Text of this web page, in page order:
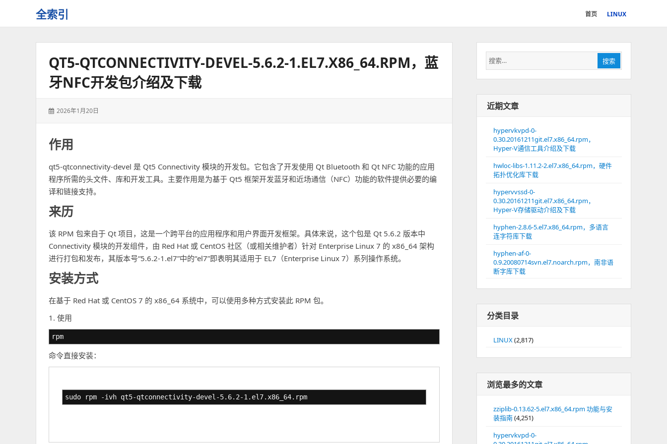
全索引
些
首页 LINUX
QT5-QTCONNECTIVITY-DEVEL-5.6.2-1.EL7.X86_64.RPM，蓝
牙NFC开发包介绍及下载
发
2026年1月20日
作用
qt5-qtconnectivity-devel 是 Qt5 Connectivity 模块的开发包。它包含了开发使用 Qt Bluetooth 和 Qt NFC 功能的应用
程序所需的头文件、库和开发工具。主要作用是为基于 Qt5 框架开发蓝牙和近场通信（NFC）功能的软件提供必要的编
译和链接支持。
来历
该 RPM 包来自于 Qt 项目，这是一个跨平台的应用程序和用户界面开发框架。具体来说，这个包是 Qt 5.6.2 版本中
Connectivity 模块的开发组件，由 Red Hat 或 CentOS 社区（或相关维护者）针对 Enterprise Linux 7 的 x86_64 架构
进行打包和发布，其版本号“5.6.2-1.el7”中的“el7”即表明其适用于 EL7（Enterprise Linux 7）系列操作系统。
安装方式
在基于 Red Hat 或 CentOS 7 的 x86_64 系统中，可以使用多种方式安装此 RPM 包。
1. 使用
rpm
命令直接安装：
sudo rpm -ivh qt5-qtconnectivity-devel-5.6.2-1.el7.x86_64.rpm
搜
索：
搜索
近期文章
hypervkvpd-0-
0.30.20161211git.el7.x86_64.rpm，
Hyper-V通信工具介绍及下载
hwloc-libs-1.11.2-2.el7.x86_64.rpm，硬件
拓扑优化库下载
hypervvssd-0-
0.30.20161211git.el7.x86_64.rpm，
Hyper-V存储驱动介绍及下载
hyphen-2.8.6-5.el7.x86_64.rpm，多语言
连字符库下载
hyphen-af-0-
0.9.20080714svn.el7.noarch.rpm，南非语
断字库下载
分类目录
LINUX(2,817)
浏览最多的文章
zziplib-0.13.62-5.el7.x86_64.rpm 功能与安
装指南(4,251)
hypervkvpd-0-